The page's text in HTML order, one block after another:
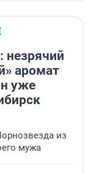
незрячий
аромат
уже
из
мужа